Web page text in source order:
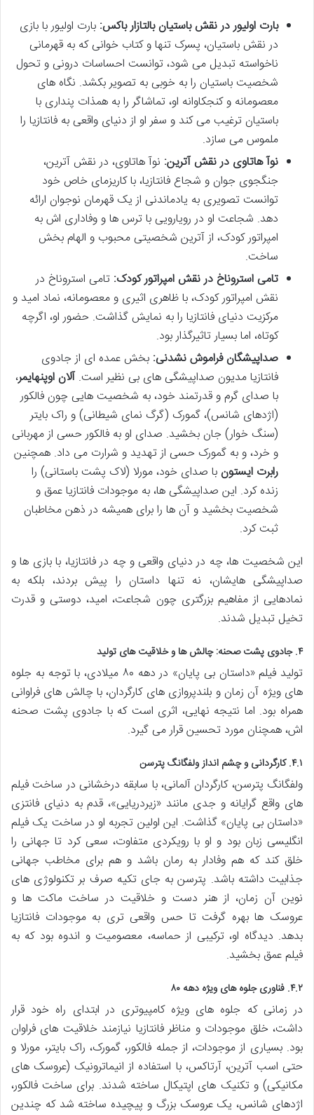
بارت اولیور در نقش باستیان بالتازار باکس: بارت اولیور با بازی
در نقش باستیان، پسرک تنها و کتاب خوانی که به قهرمانی
ناخواسته تبدیل می شود، توانست احساسات درونی و تحول
شخصیت باستیان را به خوبی به تصویر بکشد. نگاه های
معصومانه و کنجکاوانه او، تماشاگر را به همذات پنداری با
باستیان ترغیب می کند و سفر او از دنیای واقعی به فانتازیا را
ملموس می سازد.
نوآ هاتاوی در نقش آترین: نوآ هاتاوی، در نقش آترین،
جنگجوی جوان و شجاع فانتازیا، با کاریزمای خاص خود
توانست تصویری به یادماندنی از یک قهرمان نوجوان ارائه
دهد. شجاعت او در رویارویی با ترس ها و وفاداری اش به
امپراتور کودک، از آترین شخصیتی محبوب و الهام بخش
ساخت.
تامی استروناخ در نقش امپراتور کودک: تامی استروناخ در
نقش امپراتور کودک، با ظاهری اثیری و معصومانه، نماد امید و
مرکزیت دنیای فانتازیا را به نمایش گذاشت. حضور او، اگرچه
کوتاه، اما بسیار تاثیرگذار بود.
صداپیشگان فراموش نشدنی: بخش عمده ای از جادوی
فانتازیا مدیون صداپیشگی های بی نظیر است.آلان اوپنهایمر،
با صدای گرم و قدرتمند خود، به شخصیت هایی چون فالکور
(اژدهای شانس)، گمورک (گرگ نمای شیطانی) و راک بایتر
(سنگ خوار) جان بخشید. صدای او به فالکور حسی از مهربانی
و خرد، و به گمورک حسی از تهدید و شرارت می داد. همچنین
رابرت ایستون با صدای خود، مورلا (لاک پشت باستانی) را
زنده کرد. این صداپیشگی ها، به موجودات فانتازیا عمق و
شخصیت بخشید و آن ها را برای همیشه در ذهن مخاطبان
ثبت کرد.
این شخصیت ها، چه در دنیای واقعی و چه در فانتازیا، با بازی ها و
صداپیشگی هایشان، نه تنها داستان را پیش بردند، بلکه به
نمادهایی از مفاهیم بزرگتری چون شجاعت، امید، دوستی و قدرت
تخیل تبدیل شدند.
۴. جادوی پشت صحنه: چالش ها و خلاقیت های تولید
تولید فیلم «داستان بی پایان» در دهه ۸۰ میلادی، با توجه به جلوه
های ویژه آن زمان و بلندپروازی های کارگردان، با چالش های فراوانی
همراه بود. اما نتیجه نهایی، اثری است که با جادوی پشت صحنه
اش، همچنان مورد تحسین قرار می گیرد.
۴.۱. کارگردانی و چشم انداز ولفگانگ پترسن
ولفگانگ پترسن، کارگردان آلمانی، با سابقه درخشانی در ساخت فیلم
های واقع گرایانه و جدی مانند «زیردریایی»، قدم به دنیای فانتزی
«داستان بی پایان» گذاشت. این اولین تجربه او در ساخت یک فیلم
انگلیسی زبان بود و او با رویکردی متفاوت، سعی کرد تا جهانی را
خلق کند که هم وفادار به رمان باشد و هم برای مخاطب جهانی
جذابیت داشته باشد. پترسن به جای تکیه صرف بر تکنولوژی های
نوین آن زمان، از هنر دست و خلاقیت در ساخت ماکت ها و
عروسک ها بهره گرفت تا حس واقعی تری به موجودات فانتازیا
بدهد. دیدگاه او، ترکیبی از حماسه، معصومیت و اندوه بود که به
فیلم عمق بخشید.
۴.۲. فناوری جلوه های ویژه دهه ۸۰
در زمانی که جلوه های ویژه کامپیوتری در ابتدای راه خود قرار
داشت، خلق موجودات و مناظر فانتازیا نیازمند خلاقیت های فراوان
بود. بسیاری از موجودات، از جمله فالکور، گمورک، راک بایتر، مورلا و
حتی اسب آترین، آرتاکس، با استفاده از انیماترونیک (عروسک های
مکانیکی) و تکنیک های اپتیکال ساخته شدند. برای ساخت فالکور،
اژدهای شانس، یک عروسک بزرگ و پیچیده ساخته شد که چندین